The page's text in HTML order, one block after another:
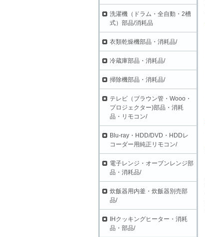
洗濯機（ドラム・全自動・2槽
式）部品/消耗品
衣類乾燥機部品・消耗品/
冷蔵庫部品・消耗品/
掃除機部品・消耗品/
テレビ（ブラウン管・Wooo・
プロジェクター)部品・消耗
品・リモコン/
Blu-ray・HDD/DVD・HDDレ
コーダー用純正リモコン/
電子レンジ・オーブンレンジ部
品・消耗品/
炊飯器用内釜・炊飯器別売部
品/
IHクッキングヒーター・消耗
品・部品/